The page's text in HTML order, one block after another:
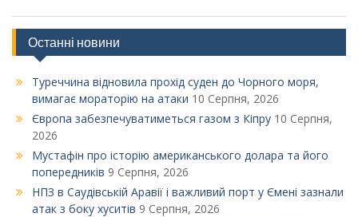
Останні новини
Туреччина відновила прохід суден до Чорного моря,
вимагає мораторію на атаки 10 Серпня, 2026
Європа забезпечуватиметься газом з Кіпру 10 Серпня,
2026
Мустафін про історію американського долара та його
попередників 9 Серпня, 2026
НПЗ в Саудівській Аравії і важливий порт у Ємені зазнали
атак з боку хуситів 9 Серпня, 2026